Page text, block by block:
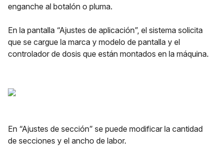
enganche al botalón o pluma.
En la pantalla “Ajustes de aplicación”, el sistema solicita
que se cargue la marca y modelo de pantalla y el
controlador de dosis que están montados en la máquina.
En “Ajustes de sección” se puede modificar la cantidad
de secciones y el ancho de labor.